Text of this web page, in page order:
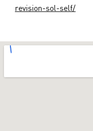
revision-sol-self/